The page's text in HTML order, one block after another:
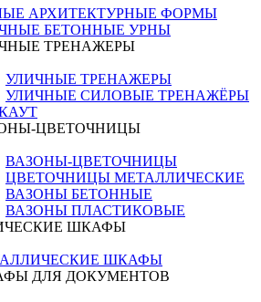
АРХИТЕКТУРНЫЕ ФОРМЫ
БЕТОННЫЕ УРНЫ
ТРЕНАЖЕРЫ
УЛИЧНЫЕ ТРЕНАЖЕРЫ
УЛИЧНЫЕ СИЛОВЫЕ ТРЕНАЖЁРЫ
ЦВЕТОЧНИЦЫ
ВАЗОНЫ-ЦВЕТОЧНИЦЫ
ЦВЕТОЧНИЦЫ МЕТАЛЛИЧЕСКИЕ
ВАЗОНЫ БЕТОННЫЕ
ВАЗОНЫ ПЛАСТИКОВЫЕ
ШКАФЫ
ШКАФЫ
ДЛЯ ДОКУМЕНТОВ